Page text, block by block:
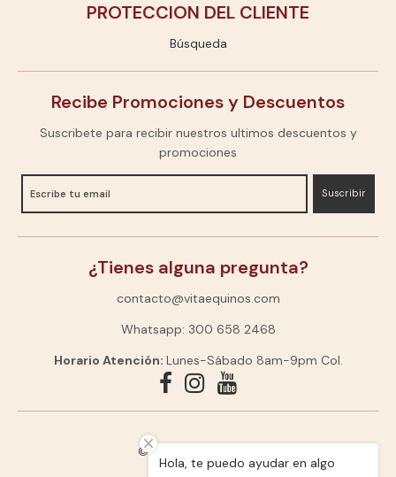
PROTECCION DEL CLIENTE
Búsqueda
Recibe Promociones y Descuentos
Suscribete para recibir nuestros ultimos descuentos y
promociones
Suscribir
¿Tienes alguna pregunta?
contacto@vitaequinos.com
Whatsapp: 300 658 2468
Horario Atención: Lunes-Sábado 8am-9pm Col.
© 2026,
Hola, te puedo ayudar en algo